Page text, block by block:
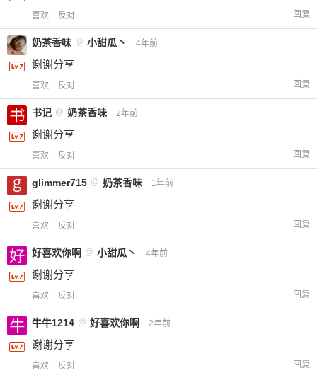
喜欢 反对 回复
奶茶香味 @ 小甜瓜丶 4年前
谢谢分享
喜欢 反对 回复
书记 @ 奶茶香味 2年前
谢谢分享
喜欢 反对 回复
glimmer715 @ 奶茶香味 1年前
谢谢分享
喜欢 反对 回复
好喜欢你啊 @ 小甜瓜丶 4年前
谢谢分享
喜欢 反对 回复
牛牛1214 @ 好喜欢你啊 2年前
谢谢分享
喜欢 反对 回复